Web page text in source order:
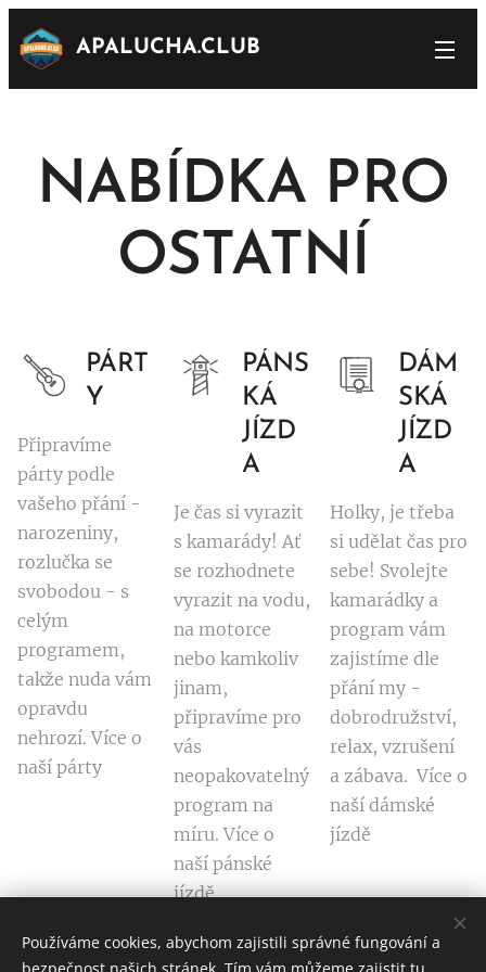
APALUCHA.CLUB
NABÍDKA PRO
OSTATNÍ
PÁRT
Y
Připravíme
párty podle
vašeho přání -
narozeniny,
rozlučka se
svobodou - s
celým
programem,
takže nuda vám
opravdu
nehrozí. Více o
naší párty
PÁNS
KÁ
JÍZD
A
Je čas si vyrazit
s kamarády! Ať
se rozhodnete
vyrazit na vodu,
na motorce
nebo kamkoliv
jinam,
připravíme pro
vás
neopakovatelný
program na
míru. Více o
naší pánské
jízdě
DÁM
SKÁ
JÍZD
A
Holky, je třeba
si udělat čas pro
sebe! Svolejte
kamarádky a
program vám
zajistíme dle
přání my -
dobrodružství,
relax, vzrušení
a zábava. Více o
naší dámské
jízdě
Používáme cookies, abychom zajistili správné fungování a